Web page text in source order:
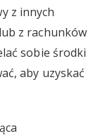
z innych
z rachunków
sobie środki
aby uzyskać